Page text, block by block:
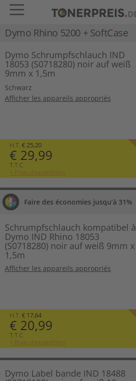
Dymo Rhino 5200 + SoftCase
Dymo Schrumpfschlauch IND
18053 (S0718280) noir auf weiß
9mm x 1,5m
Schwarz
Afficher les appareils appropriés
H.T. € 25,20
€ 29,99
T.T.C
+ Frais d’expédition
Faire des économies jusqu’à 31%
Schrumpfschlauch kompatibel à
Dymo IND Rhino 18053
(S0718280) noir auf weiß 9mm x
1,5m
Afficher les appareils appropriés
H.T. € 17,64
€ 20,99
T.T.C
+ Frais d’expédition
Dymo Label bande IND 18488